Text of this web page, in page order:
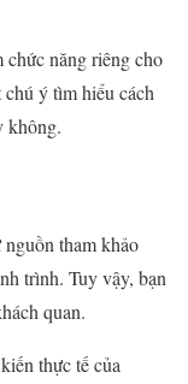
năng riêng cho
ý tìm hiểu cách
không.
tham khảo
trình. Tuy vậy, bạn
quan.
thực tế của